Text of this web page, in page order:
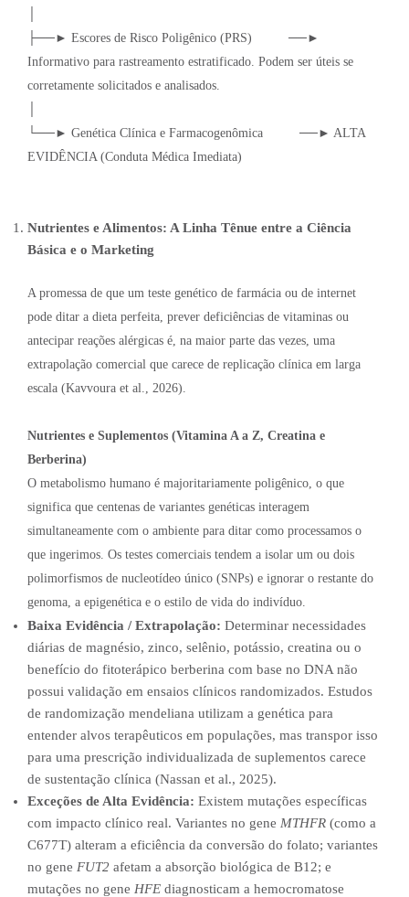
├──► Escores de Risco Poligênico (PRS) ──►
Informativo para rastreamento estratificado. Podem ser úteis se
corretamente solicitados e analisados.
└──► Genética Clínica e Farmacogenômica ──► ALTA
EVIDÊNCIA (Conduta Médica Imediata)
Nutrientes e Alimentos: A Linha Tênue entre a Ciência
Básica e o Marketing
A promessa de que um teste genético de farmácia ou de internet
pode ditar a dieta perfeita, prever deficiências de vitaminas ou
antecipar reações alérgicas é, na maior parte das vezes, uma
extrapolação comercial que carece de replicação clínica em larga
escala (Kavvoura et al., 2026).
Nutrientes e Suplementos (Vitamina A a Z, Creatina e
Berberina)
O metabolismo humano é majoritariamente poligênico, o que
significa que centenas de variantes genéticas interagem
simultaneamente com o ambiente para ditar como processamos o
que ingerimos. Os testes comerciais tendem a isolar um ou dois
polimorfismos de nucleotídeo único (SNPs) e ignorar o restante do
genoma, a epigenética e o estilo de vida do indivíduo.
Baixa Evidência / Extrapolação: Determinar necessidades
diárias de magnésio, zinco, selênio, potássio, creatina ou o
benefício do fitoterápico berberina com base no DNA não
possui validação em ensaios clínicos randomizados. Estudos
de randomização mendeliana utilizam a genética para
entender alvos terapêuticos em populações, mas transpor isso
para uma prescrição individualizada de suplementos carece
de sustentação clínica (Nassan et al., 2025).
Exceções de Alta Evidência: Existem mutações específicas
com impacto clínico real. Variantes no gene MTHFR (como a
C677T) alteram a eficiência da conversão do folato; variantes
no gene FUT2 afetam a absorção biológica de B12; e
mutações no gene HFE diagnosticam a hemocromatose